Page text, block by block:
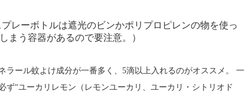
レーボトルは遮光のビンかポリプロピレンの物を使っ
まう容器があるので要注意。）
ール蚊よけ成分が一番多く、5滴以上入れるのがオススメ。 一
ず“ユーカリレモン（レモンユーカリ、ユーカリ・シトリオド